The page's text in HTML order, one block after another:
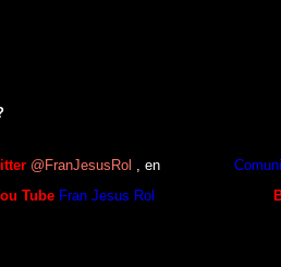
@ FranJesusRol en
Tube Fran Jesus Rol